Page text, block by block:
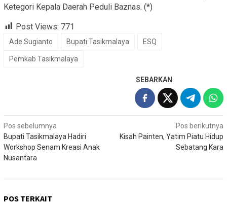
Ketegori Kepala Daerah Peduli Baznas. (*)
Post Views: 771
Ade Sugianto Bupati Tasikmalaya ESQ
Pemkab Tasikmalaya
SEBARKAN
Navigasi
pos
Pos sebelumnya
Bupati Tasikmalaya Hadiri
Workshop Senam Kreasi Anak
Nusantara
Pos berikutnya
Kisah Painten, Yatim Piatu Hidup
Sebatang Kara
POS TERKAIT